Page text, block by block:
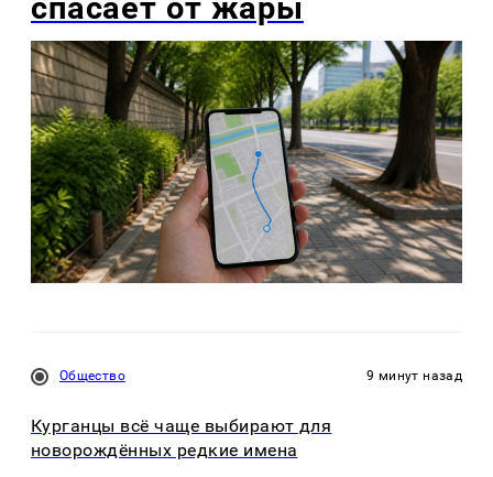
спасает от жары
Общество 9 минут назад
Курганцы всё чаще выбирают для
новорождённых редкие имена